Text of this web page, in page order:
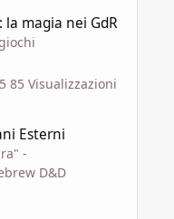
magia nei GdR
85 Visualizzazioni
Esterni
-
D&D